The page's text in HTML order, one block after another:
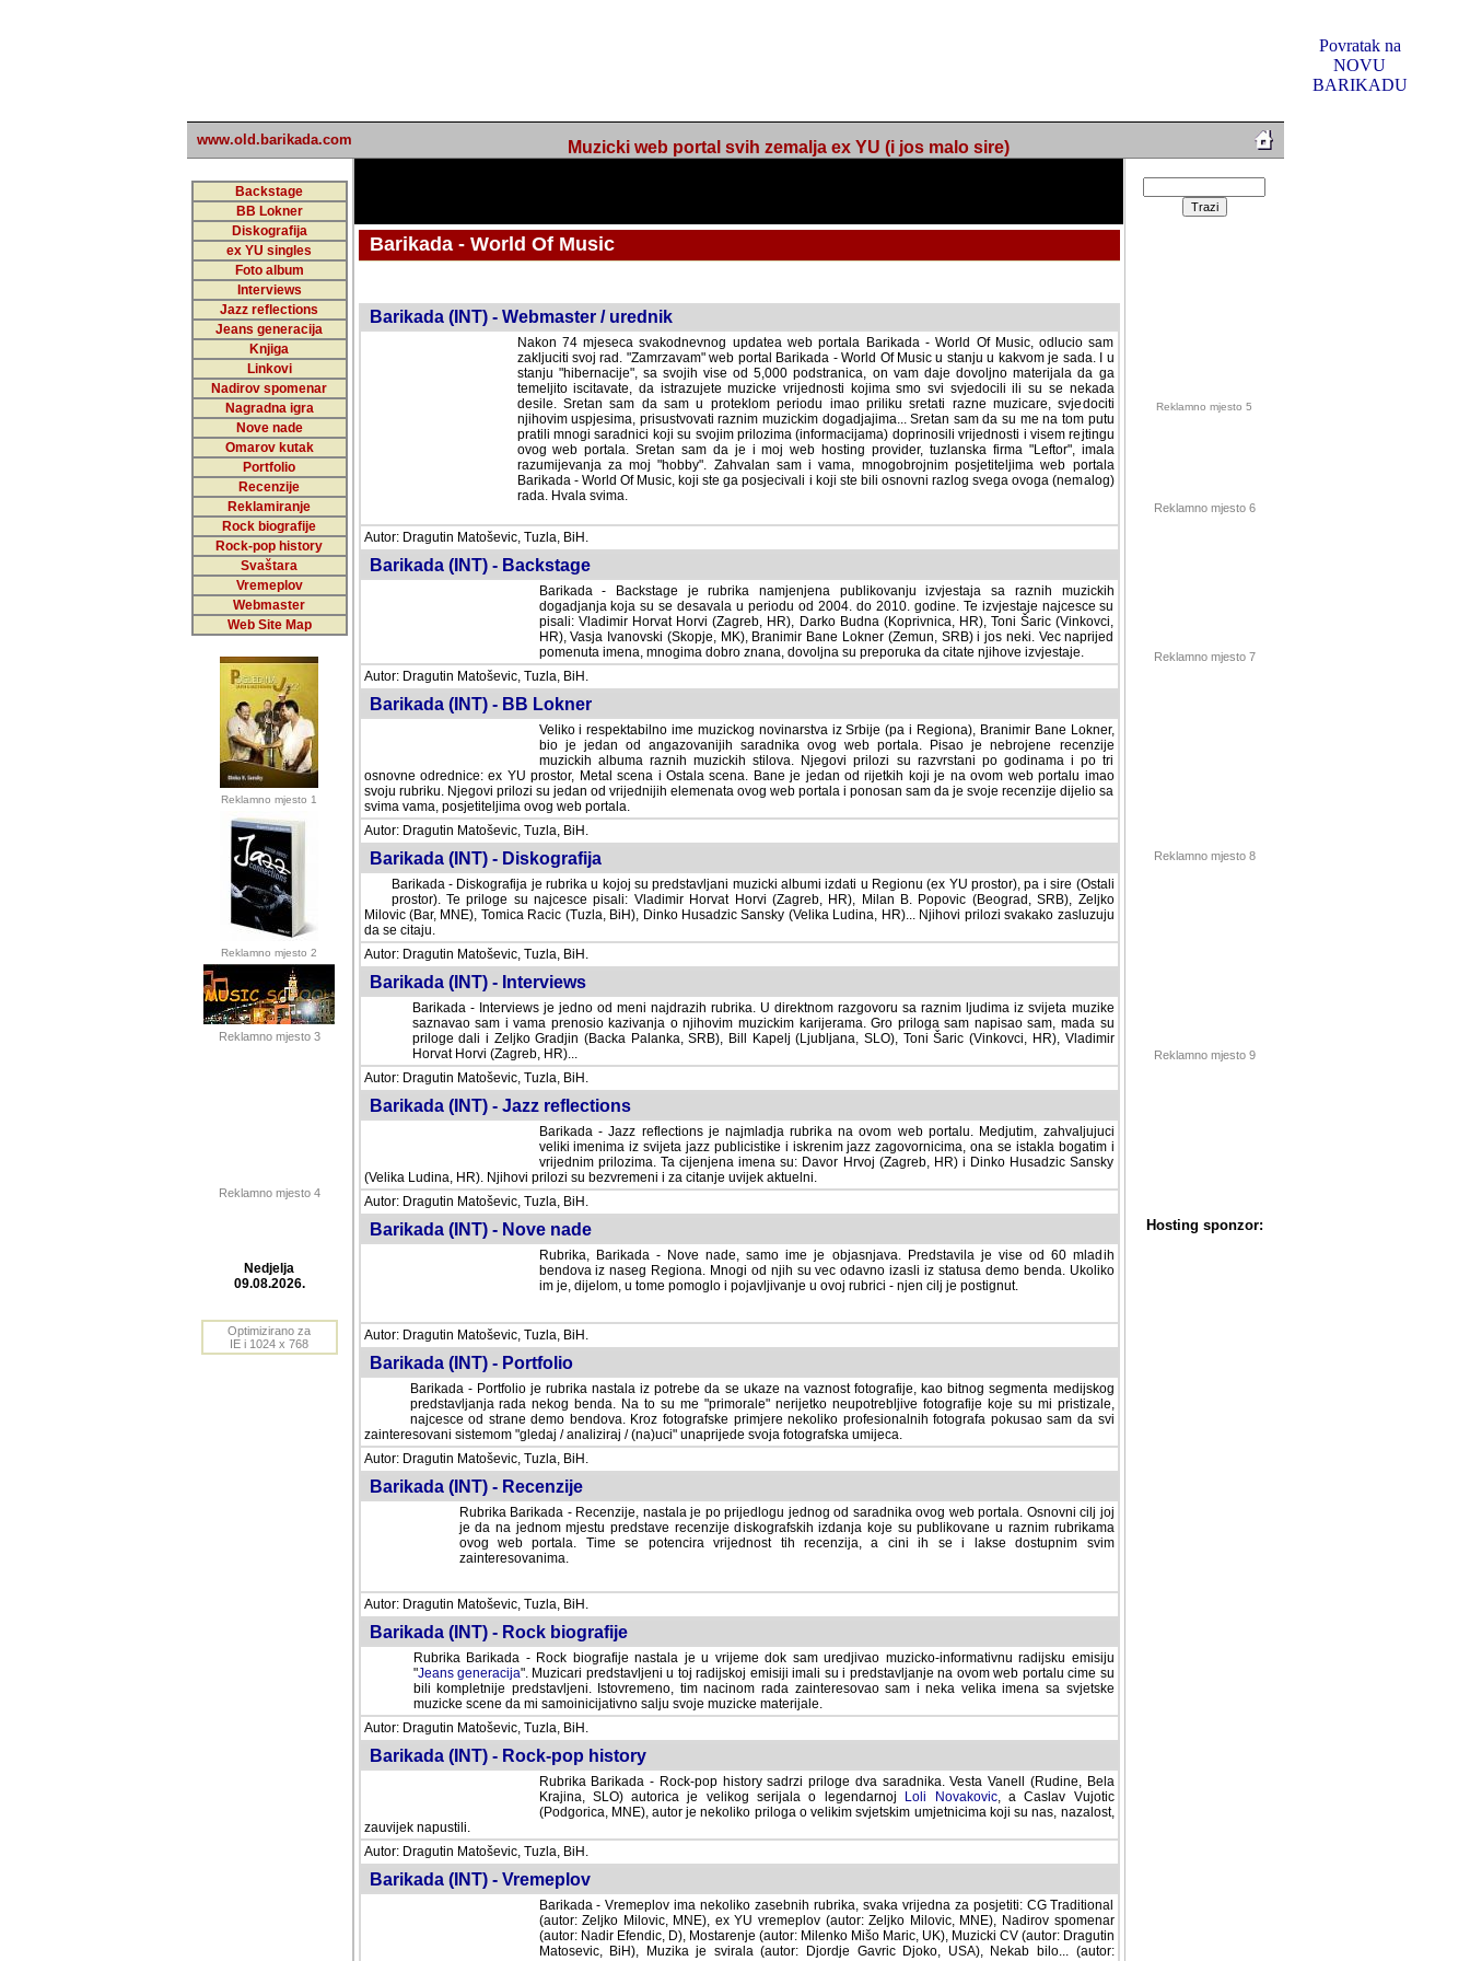
Povratak na
NOVU
BARIKADU
www.old.barikada.com Muzicki web portal svih zemalja ex YU (i jos malo sire)
Backstage
BB Lokner
Diskografija
ex YU singles
Foto album
Interviews
Jazz reflections
Jeans generacija
Knjiga
Linkovi
Nadirov spomenar
Nagradna igra
Nove nade
Omarov kutak
Portfolio
Recenzije
Reklamiranje
Rock biografije
Rock-pop history
Svaštara
Vremeplov
Webmaster
Web Site Map
Reklamno mjesto 1
Reklamno mjesto 2
Reklamno mjesto 3
Reklamno mjesto 4
Barikada - World Of Music
Barikada (INT) - Webmaster / urednik
Nakon 74 mjeseca svakodnevnog updatea web portala Barikada - World Of Music, odlucio sam
zakljuciti svoj rad. "Zamrzavam" web portal Barikada - World Of Music u stanju u kakvom je sada. I u
stanju "hibernacije", sa svojih vise od 5,000 podstranica, on vam daje dovoljno materijala da ga
temeljito iscitavate, da istrazujete muzicke vrijednosti kojima smo svi svjedocili ili su se nekada desile.
Sretan sam da sam u proteklom periodu imao priliku sretati razne muzicare, svjedociti njihovim
uspjesima, prisustvovati raznim muzickim dogadjajima... Sretan sam da su me na tom putu pratili
mnogi saradnici koji su svojim prilozima (informacijama) doprinosili vrijednosti i visem rejtingu ovog
web portala. Sretan sam da je i moj web hosting provider, tuzlanska firma "Leftor", imala
razumijevanja za moj "hobby". Zahvalan sam i vama, mnogobrojnim posjetiteljima web portala
Barikada - World Of Music, koji ste ga posjecivali i koji ste bili osnovni razlog svega ovoga (nemalog)
rada. Hvala svima.
Autor: Dragutin Matoševic, Tuzla, BiH.
Barikada (INT) - Backstage
Barikada - Backstage je rubrika namjenjena publikovanju izvjestaja sa raznih muzickih
dogadjanja koja su se desavala u periodu od 2004. do 2010. godine. Te izvjestaje najcesce su
pisali: Vladimir Horvat Horvi (Zagreb, HR), Darko Budna (Koprivnica, HR), Toni Šaric (Vinkovci,
HR), Vasja Ivanovski (Skopje, MK), Branimir Bane Lokner (Zemun, SRB) i jos neki. Vec naprijed
pomenuta imena, mnogima dobro znana, dovoljna su preporuka da citate njihove izvjestaje.
Autor: Dragutin Matoševic, Tuzla, BiH.
Barikada (INT) - BB Lokner
Veliko i respektabilno ime muzickog novinarstva iz Srbije (pa i Regiona), Branimir Bane Lokner,
bio je jedan od angazovanijih saradnika ovog web portala. Pisao je nebrojene recenzije muzickih
albuma raznih muzickih stilova. Njegovi prilozi su razvrstani po godinama i po tri osnovne
odrednice: ex YU prostor, Metal scena i Ostala scena. Bane je jedan od rijetkih koji je na ovom web portalu imao svoju rubriku.
Njegovi prilozi su jedan od vrijednijih elemenata ovog web portala i ponosan sam da je svoje recenzije dijelio sa svima vama,
posjetiteljima ovog web portala.
Autor: Dragutin Matoševic, Tuzla, BiH.
Barikada (INT) - Diskografija
Barikada - Diskografija je rubrika u kojoj su predstavljani muzicki albumi izdati u Regionu (ex YU prostor), pa i sire (Ostali
prostor). Te priloge su najcesce pisali: Vladimir Horvat Horvi (Zagreb, HR), Milan B. Popovic (Beograd, SRB), Zeljko Milovic
(Bar, MNE), Tomica Racic (Tuzla, BiH), Dinko Husadzic Sansky (Velika Ludina, HR)... Njihovi prilozi svakako zasluzuju da se
citaju.
Autor: Dragutin Matoševic, Tuzla, BiH.
Barikada (INT) - Interviews
Barikada - Interviews je jedno od meni najdrazih rubrika. U direktnom razgovoru sa raznim ljudima iz svijeta muzike
saznavao sam i vama prenosio kazivanja o njihovim muzickim karijerama. Gro priloga sam napisao sam, mada su
priloge dali i Zeljko Gradjin (Backa Palanka, SRB), Bill Kapelj (Ljubljana, SLO), Toni Šaric (Vinkovci, HR), Vladimir
Horvat Horvi (Zagreb, HR)...
Autor: Dragutin Matoševic, Tuzla, BiH.
Barikada (INT) - Jazz reflections
Barikada - Jazz reflections je najmladja rubrika na ovom web portalu. Medjutim, zahvaljujuci veliki
imenima iz svijeta jazz publicistike i iskrenim jazz zagovornicima, ona se istakla bogatim i
vrijednim prilozima. Ta cijenjena imena su: Davor Hrvoj (Zagreb, HR) i Dinko Husadzic Sansky
(Velika Ludina, HR). Njihovi prilozi su bezvremeni i za citanje uvijek aktuelni.
Autor: Dragutin Matoševic, Tuzla, BiH.
Barikada (INT) - Nove nade
Rubrika, Barikada - Nove nade, samo ime je objasnjava. Predstavila je vise od 60 mladih
bendova iz naseg Regiona. Mnogi od njih su vec odavno izasli iz statusa demo benda. Ukoliko im
je, dijelom, u tome pomoglo i pojavljivanje u ovoj rubrici - njen cilj je postignut.
Autor: Dragutin Matoševic, Tuzla, BiH.
Barikada (INT) - Portfolio
Barikada - Portfolio je rubrika nastala iz potrebe da se ukaze na vaznost fotografije, kao bitnog segmenta medijskog
predstavljanja rada nekog benda. Na to su me "primorale" nerijetko neupotrebljive fotografije koje su mi pristizale,
najcesce od strane demo bendova. Kroz fotografske primjere nekoliko profesionalnih fotografa pokusao sam da svi
zainteresovani sistemom "gledaj / analiziraj / (na)uci" unaprijede svoja fotografska umijeca.
Autor: Dragutin Matoševic, Tuzla, BiH.
Barikada (INT) - Recenzije
Rubrika Barikada - Recenzije, nastala je po prijedlogu jednog od saradnika ovog web portala. Osnovni cilj joj
je da na jednom mjestu predstave recenzije diskografskih izdanja koje su publikovane u raznim rubrikama
ovog web portala. Time se potencira vrijednost tih recenzija, a cini ih se i lakse dostupnim svim
zainteresovanima.
Autor: Dragutin Matoševic, Tuzla, BiH.
Barikada (INT) - Rock biografije
Rubrika Barikada - Rock biografije nastala je u vrijeme dok sam uredjivao muzicko-informativnu radijsku emisiju
"Jeans generacija". Muzicari predstavljeni u toj radijskoj emisiji imali su i predstavljanje na ovom web portalu cime su
bili kompletnije predstavljeni. Istovremeno, tim nacinom rada zainteresovao sam i neka velika imena sa svjetske
muzicke scene da mi samoinicijativno salju svoje muzicke materijale.
Autor: Dragutin Matoševic, Tuzla, BiH.
Barikada (INT) - Rock-pop history
Rubrika Barikada - Rock-pop history sadrzi priloge dva saradnika. Vesta Vanell (Rudine, Bela
Krajina, SLO) autorica je velikog serijala o legendarnoj
Loli Novakovic, a Caslav Vujotic
(Podgorica, MNE), autor je nekoliko priloga o velikim svjetskim umjetnicima koji su nas, nazalost,
zauvijek napustili.
Autor: Dragutin Matoševic, Tuzla, BiH.
Barikada (INT) - Vremeplov
Barikada - Vremeplov ima nekoliko zasebnih rubrika, svaka vrijedna za posjetiti: CG Traditional
(autor: Zeljko Milovic, MNE), ex YU vremeplov (autor: Zeljko Milovic, MNE), Nadirov spomenar
(autor: Nadir Efendic, D), Mostarenje (autor: Milenko Mišo Maric, UK), Muzicki CV (autor: Dragutin
Matosevic, BiH), Muzika je svirala (autor: Djordje Gavric Djoko, USA), Nekab bilo... (autor:
Reklamno mjesto 5
Reklamno mjesto 6
Reklamno mjesto 7
Reklamno mjesto 8
Reklamno mjesto 9